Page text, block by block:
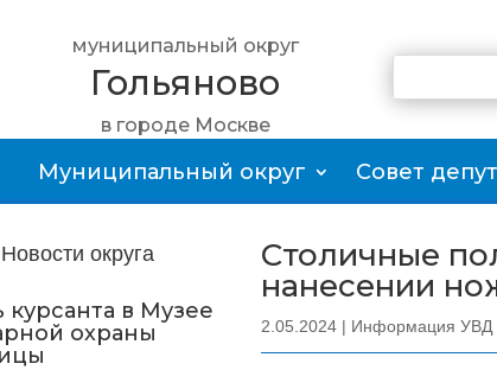
муниципальный округ
Гольяново
в городе Москве
Муниципальный округ Совет
Новости округа
курсанта в Музее
охраны
Столичные
нанесении
2.05.2024| Информация УВД